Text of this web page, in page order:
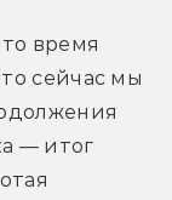
время
сейчас мы
— итог